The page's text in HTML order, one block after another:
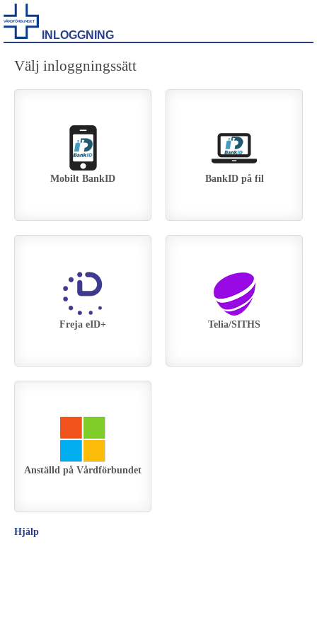
INLOGGNING
Välj inloggningssätt
Mobilt BankID BankID på fil
Telia/SITHS
Anställd på Vårdförbundet
Freja eID+
Hjälp